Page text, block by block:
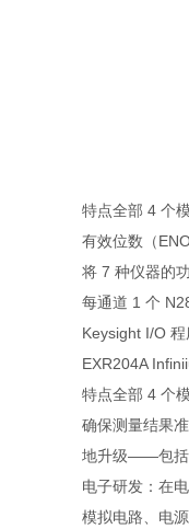
特点全部 4 个
有效位数（
将 7 种仪器的
每通道 1 个
Keysight I/O
EXR204A
特点全部 4 个
确保测量结果
地升级――包括
电子研发：在
模拟电路、电